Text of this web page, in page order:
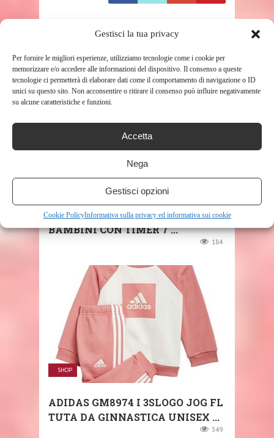
Gestisci la tua privacy
Per fornire le migliori esperienze, utilizziamo tecnologie come i cookie per
memorizzare e/o accedere alle informazioni del dispositivo. Il consenso a queste
tecnologie ci permetterà di elaborare dati come il comportamento di navigazione o ID
unici su questo sito. Non acconsentire o ritirare il consenso può influire negativamente
su alcune caratteristiche e funzioni.
Accetta
Nega
Gestisci opzioni
Cookie PolicyInformativa sulla privacy ed informativa sui cookie
OUILA LUCE NOTTURNA
NEONATO, LUCE NOTTURNA
BAMBINI CON TIMER 7 ...
184
SHOP
ADIDAS GM8974 I 3SLOGO JOG FL
TUTA DA GINNASTICA UNISEX ...
349